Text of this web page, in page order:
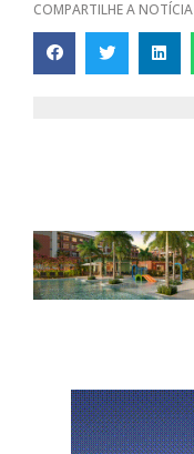
COMPARTILHE A NOTÍCIA